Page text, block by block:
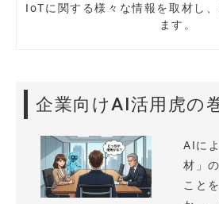
IoTに関する様々な情報を取材し
ます。
企業向けAI活用虎の
AIに
材」
こと